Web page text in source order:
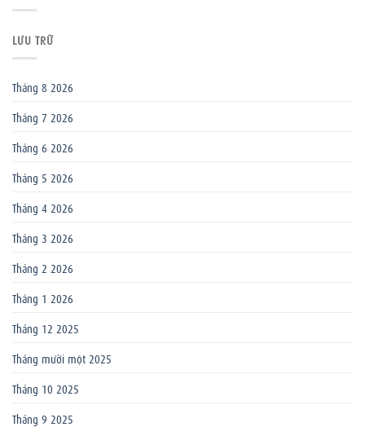
LƯU TRỮ
Tháng 8 2026
Tháng 7 2026
Tháng 6 2026
Tháng 5 2026
Tháng 4 2026
Tháng 3 2026
Tháng 2 2026
Tháng 1 2026
Tháng 12 2025
Tháng mười một 2025
Tháng 10 2025
Tháng 9 2025